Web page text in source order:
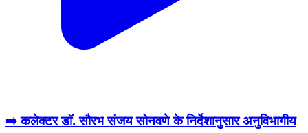
➡️ कलेक्टर डॉ. सौरभ संजय सोनवणे के निर्देशानुसार अनुविभागीय